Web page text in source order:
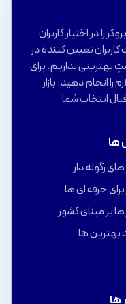
ویکی فارکس، نقد و بررسی بیش از 7000 بروکر را در اختیار کاربران
تعیین کننده در
بهترینی نداریم. برای
را انجام دهید. بازار
انتخاب شما
ها
رگوله دار
برای حرفه ای ها
ها بر مبنای کشور
بهترین ها
ها